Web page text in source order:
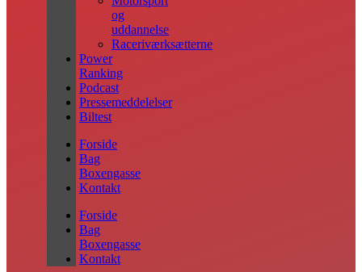
og
uddannelse
Raceriværksætterne
Power
Ranking
Podcast
Pressemeddelelser
Biltest
Forside
Bag
Boxengasse
Kontakt
Forside
Bag
Boxengasse
Kontakt